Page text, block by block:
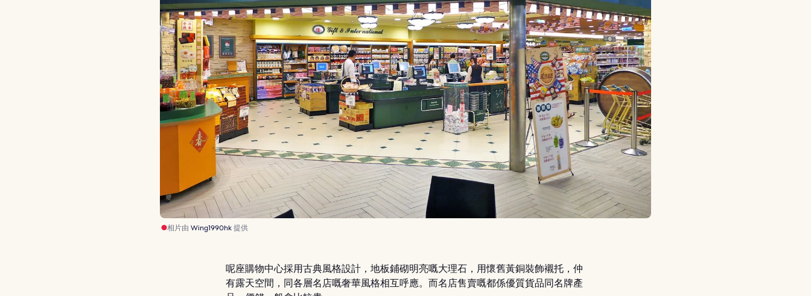
相片由Wing1990hk提供
呢座購物中心採用古典風格設計，地板鋪砌明亮嘅大理石，用懷舊黃銅裝飾襯托，仲
有露天空間，同各層名店嘅奢華風格相互呼應。而名店售賣嘅都係優質貨品同名牌產